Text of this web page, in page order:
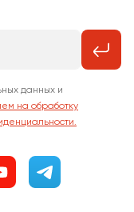
данных и
на обработку